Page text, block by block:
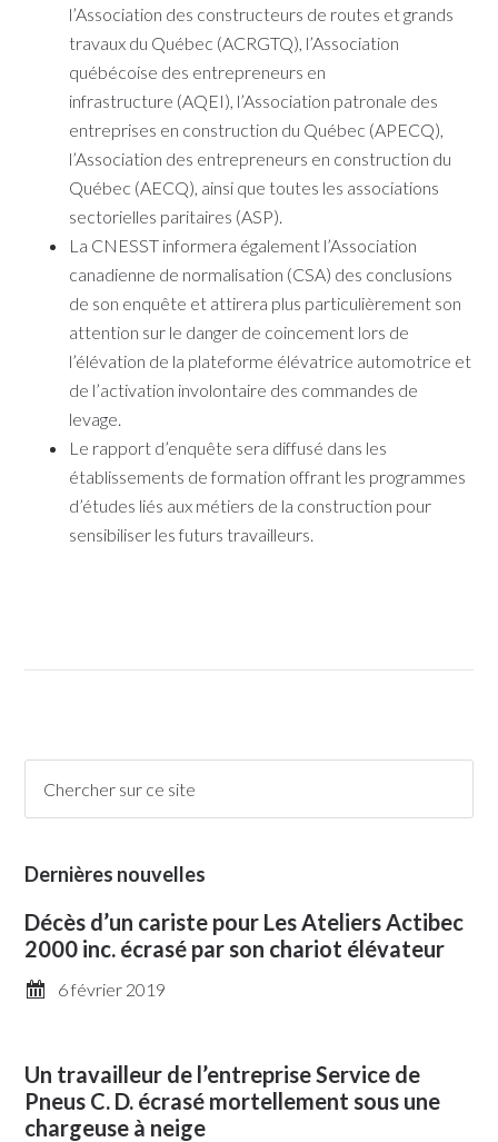
l’Association des constructeurs de routes et grands
travaux du Québec (ACRGTQ), l’Association
québécoise des entrepreneurs en
infrastructure (AQEI), l’Association patronale des
entreprises en construction du Québec (APECQ),
l’Association des entrepreneurs en construction du
Québec (AECQ), ainsi que toutes les associations
sectorielles paritaires (ASP).
La CNESST informera également l’Association
canadienne de normalisation (CSA) des conclusions
de son enquête et attirera plus particulièrement son
attention sur le danger de coincement lors de
l’élévation de la plateforme élévatrice automotrice et
de l’activation involontaire des commandes de
levage.
Le rapport d’enquête sera diffusé dans les
établissements de formation offrant les programmes
d’études liés aux métiers de la construction pour
sensibiliser les futurs travailleurs.
Dernières nouvelles
Décès d’un cariste pour Les Ateliers Actibec
2000 inc. écrasé par son chariot élévateur
6 février 2019
Un travailleur de l’entreprise Service de
Pneus C. D. écrasé mortellement sous une
chargeuse à neige